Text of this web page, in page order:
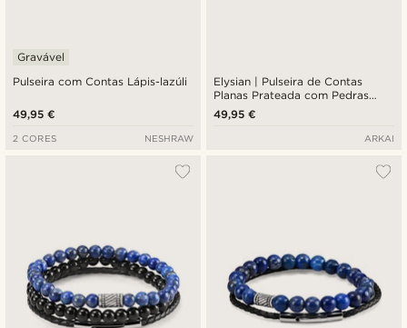
Pulseira com Contas Lápis-lazúli
Gravável
49,95 €
2 CORES NESHRAW
Elysian | Pulseira de Contas
Planas Prateada com Pedras
Naturais Multicoloridas
49,95 €
ARKAI